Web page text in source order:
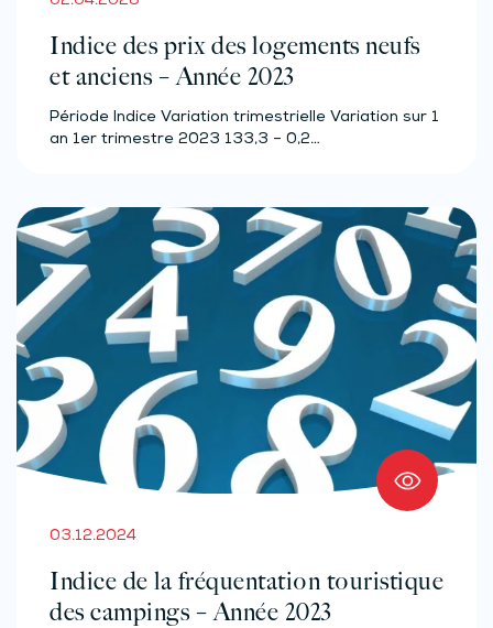
Indice des prix des logements neufs
et anciens – Année 2023
Période Indice Variation trimestrielle Variation sur 1
an 1er trimestre 2023 133,3 – 0,2…
03.12.2024
Indice de la fréquentation touristique
des campings – Année 2023